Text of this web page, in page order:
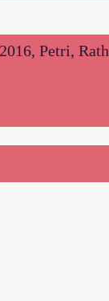
Petri,